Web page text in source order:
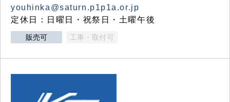
youhinka@saturn.p1p1a.or.jp
定休日：日曜日・祝祭日・土曜午後
販売可 工事・取付可